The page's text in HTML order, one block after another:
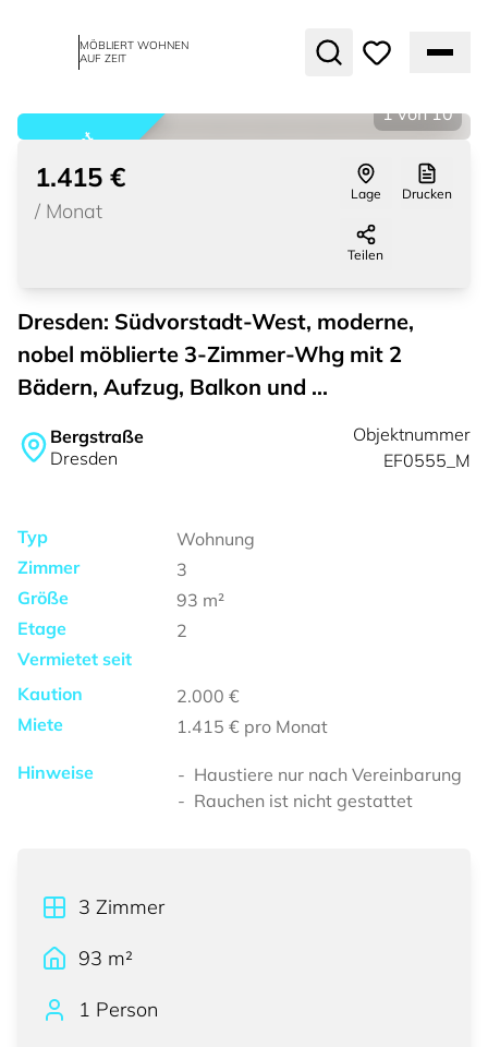
MÖBLIERT WOHNEN
AUF ZEIT
vermietet
1 von 10
1.415 €
/ Monat
Lage Drucken
Teilen
Dresden: Südvorstadt-West, moderne,
nobel möblierte 3-Zimmer-Whg mit 2
Bädern, Aufzug, Balkon und ...
Bergstraße
Dresden
Objektnummer
EF0555_M
Typ
Wohnung
Zimmer
3
Größe
93 m²
Etage
2
Vermietet seit
Kaution
2.000 €
Miete
1.415 € pro Monat
Hinweise
Haustiere nur nach Vereinbarung
Rauchen ist nicht gestattet
3 Zimmer
93 m²
1 Person